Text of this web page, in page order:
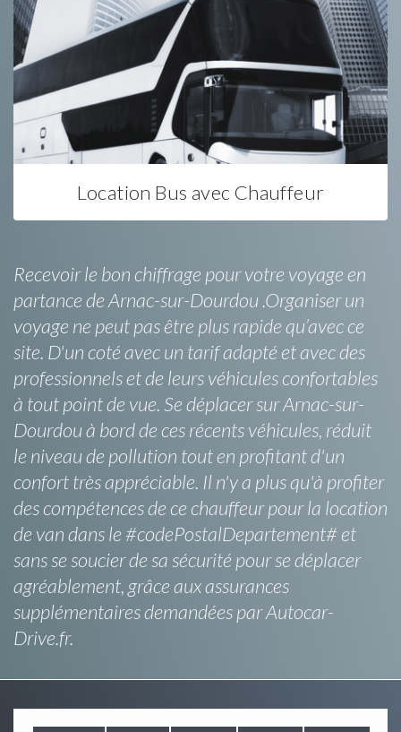
Location Bus avec Chauffeur
Recevoir le bon chiffrage pour votre voyage en
partance de Arnac-sur-Dourdou .Organiser un
voyage ne peut pas être plus rapide qu’avec ce
site. D'un coté avec un tarif adapté et avec des
professionnels et de leurs véhicules confortables
à tout point de vue. Se déplacer sur Arnac-sur-
Dourdou à bord de ces récents véhicules, réduit
le niveau de pollution tout en profitant d'un
confort très appréciable. Il n'y a plus qu'à profiter
des compétences de ce chauffeur pour la location
de van dans le #codePostalDepartement# et
sans se soucier de sa sécurité pour se déplacer
agréablement, grâce aux assurances
supplémentaires demandées par Autocar-
Drive.fr.